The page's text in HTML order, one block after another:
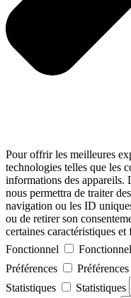
Pour offrir les meilleures
technologies telles que les
informations des appareils.
nous permettra de traiter
navigation ou les ID
ou de retirer son
certaines caractéristiques et
Fonctionnel
Fonctionnel
Préférences
Préférences
Statistiques
Statistiques